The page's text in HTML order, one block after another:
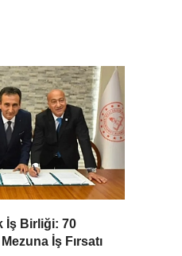
İş Birliği: 70
İş Fırsatı